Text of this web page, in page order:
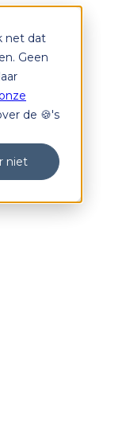
net dat
Geen
de 🍪's
niet